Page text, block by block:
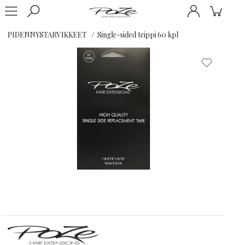
PIDENNYSTARVIKKEET Single-sided teippi 60 kpl